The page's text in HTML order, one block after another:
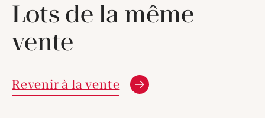
Lots de la même
vente
Revenir à la vente